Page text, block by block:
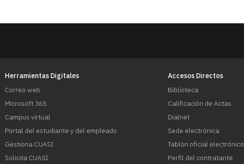
Herramientas Digitales
Correo web
Microsoft 365
Campus virtual
Portal del estudiante y del empleado
Gestiona CUASI
Solicita CUASI
Accesos Directos
Biblioteca
Calificación de Actas
Dialnet
Sede electrónica
Tablón oficial electrónico
Perfil del contratante